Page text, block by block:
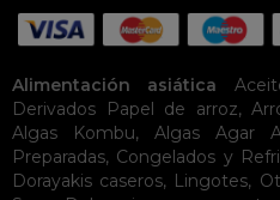
Alimentación asiática
Derivados
Papel de arroz,
Algas Kombu, Algas Agar
Preparadas, Congelados y
Dorayakis caseros, Lingotes,